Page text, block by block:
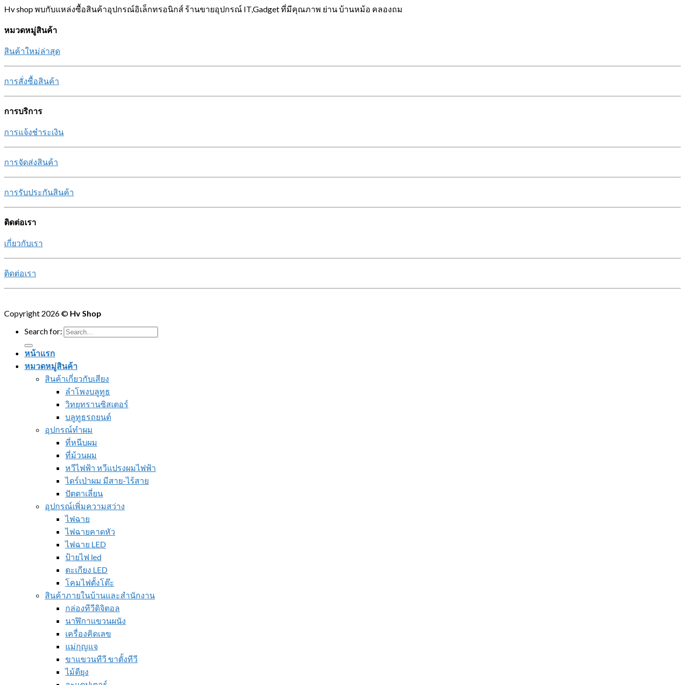
Hv shop พบกับแหล่งซื้อสินค้าอุปกรณ์อิเล็กทรอนิกส์ ร้านขายอุปกรณ์ IT,Gadget ที่มีคุณภาพ ย่าน บ้านหม้อ คลองถม
หมวดหมู่สินค้า
สินค้าใหม่ล่าสุด
การสั่งซื้อสินค้า
การบริการ
การแจ้งชำระเงิน
การจัดส่งสินค้า
การรับประกันสินค้า
ติดต่อเรา
เกี่ยวกับเรา
ติดต่อเรา
Copyright 2026 © Hv Shop
Search for:
หน้าแรก
หมวดหมู่สินค้า
สินค้าเกี่ยวกับเสียง
ลำโพงบลูทูธ
วิทยุทรานซิสเตอร์
บลูทูธรถยนต์
อุปกรณ์ทำผม
ที่หนีบผม
ที่ม้วนผม
หวีไฟฟ้า หวีแปรงผมไฟฟ้า
ไดร์เป่าผม มีสาย-ไร้สาย
ปัตตาเลี่ยน
อุปกรณ์เพิ่มความสว่าง
ไฟฉาย
ไฟฉายคาดหัว
ไฟฉาย LED
ป้ายไฟ led
ตะเกียง LED
โคมไฟตั้งโต๊ะ
สินค้าภายในบ้านและสำนักงาน
กล่องทีวีดิจิตอล
นาฬิกาแขวนผนัง
เครื่องคิดเลข
แม่กุญแจ
ขาแขวนทีวี ขาตั้งทีวี
ไม้ตียุง